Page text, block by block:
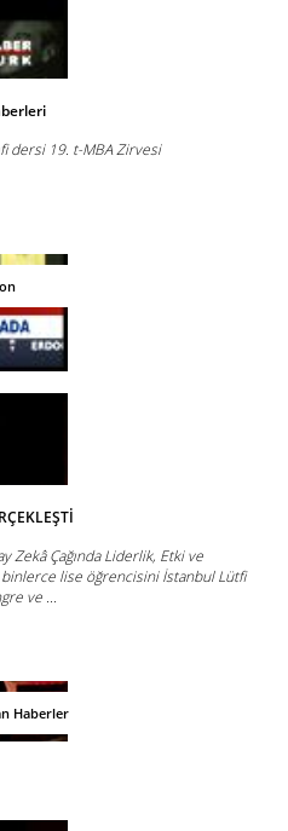
dersi 19. t-MBA Zirvesi
Haberler
Zekâ Çağında Liderlik, Etki ve
lise öğrencisini İstanbul Lütfi
ve ...